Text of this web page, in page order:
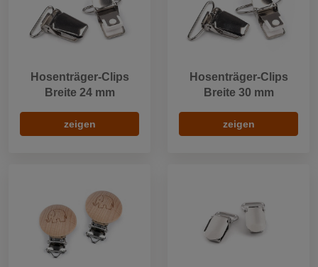
Hosenträger-Clips
Breite 24 mm
zeigen
Hosenträger-Clips
Breite 30 mm
zeigen